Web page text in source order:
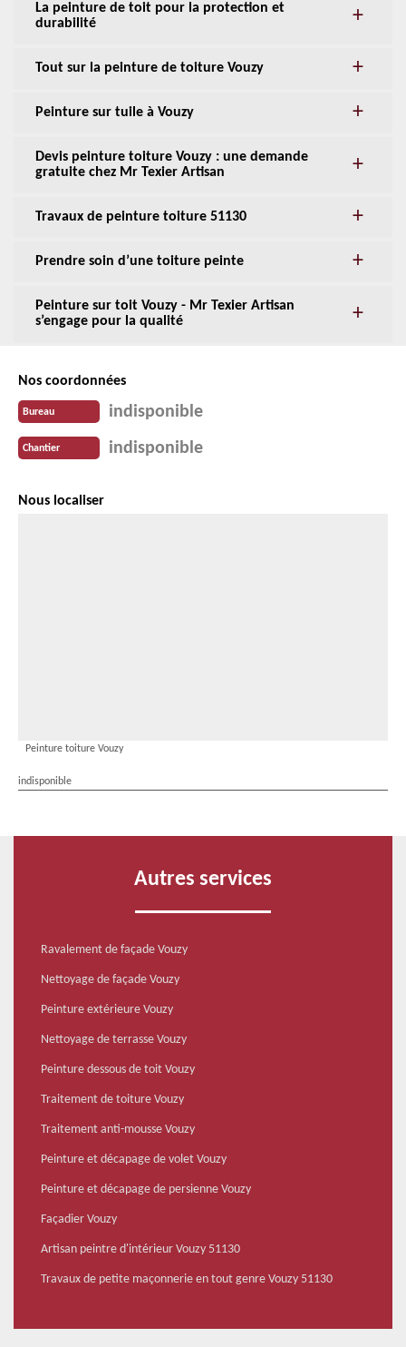
La peinture de toit pour la protection et
durabilité
Tout sur la peinture de toiture Vouzy
Peinture sur tuile à Vouzy
Devis peinture toiture Vouzy : une demande
gratuite chez Mr Texier Artisan
Travaux de peinture toiture 51130
Prendre soin d’une toiture peinte
Peinture sur toit Vouzy - Mr Texier Artisan
s’engage pour la qualité
Nos coordonnées
Bureau indisponible
Chantier indisponible
Nous localiser
Peinture toiture Vouzy
indisponible
Autres services
Ravalement de façade Vouzy
Nettoyage de façade Vouzy
Peinture extérieure Vouzy
Nettoyage de terrasse Vouzy
Peinture dessous de toit Vouzy
Traitement de toiture Vouzy
Traitement anti-mousse Vouzy
Peinture et décapage de volet Vouzy
Peinture et décapage de persienne Vouzy
Façadier Vouzy
Artisan peintre d'intérieur Vouzy 51130
Travaux de petite maçonnerie en tout genre Vouzy 51130